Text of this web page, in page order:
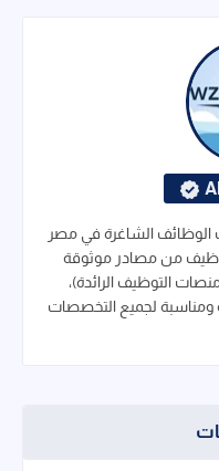
الشاغرة في مصر
من مصادر موثوقة
التوظيف الرائدة)،
ومناسبة لجميع التخصصات